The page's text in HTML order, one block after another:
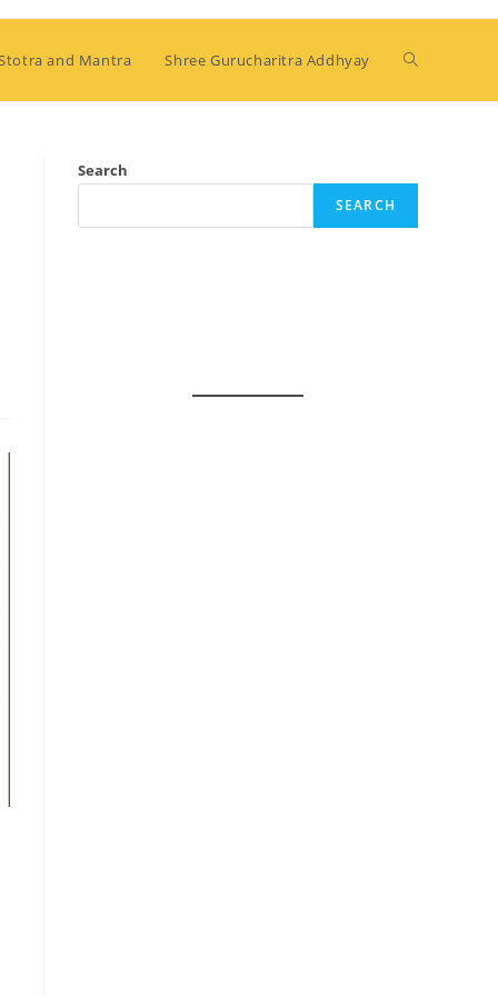
and Mantra Shree Gurucharitra Addhyay
Search
SEARCH